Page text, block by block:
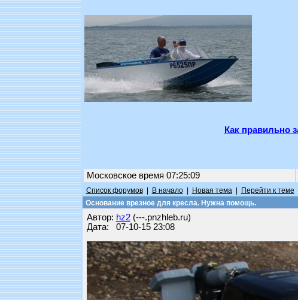
Как правильно
Московское время 07:25:09
Список форумов| В начало| Новая тема| Перейти к теме
Основание врезное для кресла. Нужна помощь.
Автор: hz2(---.pnzhleb.ru)
Дата: 07-10-15 23:08